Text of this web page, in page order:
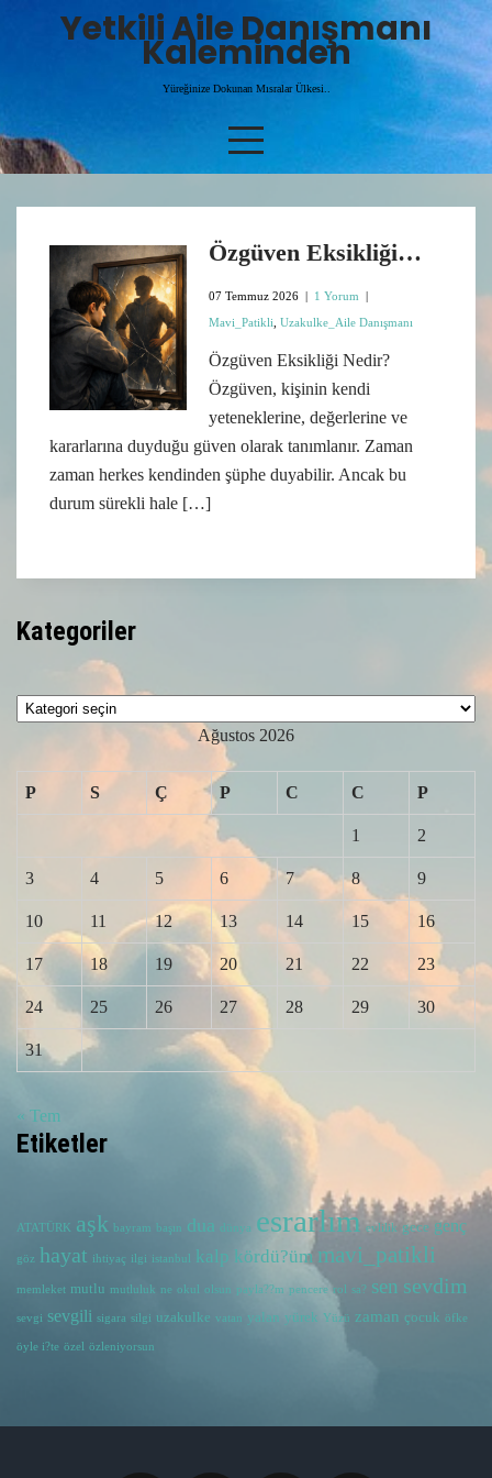
Yetkili Aile Danışmanı
Kaleminden
Yüreğinize Dokunan Mısralar Ülkesi..
Özgüven Eksikliği…
07 Temmuz 2026 | 1 Yorum |
Mavi_Patikli ,Uzakulke_Aile Danışmanı
Özgüven Eksikliği Nedir?
Özgüven, kişinin kendi
yeteneklerine, değerlerine ve
kararlarına duyduğu güven olarak tanımlanır. Zaman
zaman herkes kendinden şüphe duyabilir. Ancak bu
durum sürekli hale […]
Kategoriler
Kategoriler
Ağustos 2026
P S Ç P C C P
1 2
3 4 5 6 7 8 9
10 11 12 13 14 15 16
17 18 19 20 21 22 23
24 25 26 27 28 29 30
31
« Tem
Etiketler
ATATÜRK aşk bayram başın dua dünya esrarlım evlilik gece genç
göz hayat ihtiyaç ilgi istanbul kalp kördü?üm mavi_patikli
memleket mutlu mutluluk ne okul olsun payla??m pencere rol sa? sen sevdim
sevgi sevgili sigara silgi uzakulke vatan yalan yürek Yüzü zaman çocuk öfke
öyle i?te özel özleniyorsun